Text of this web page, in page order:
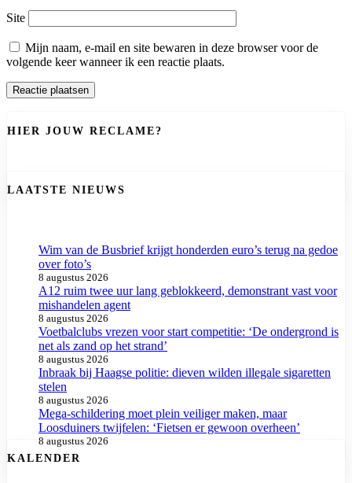
Site
Mijn naam, e-mail en site bewaren in deze browser voor de
volgende keer wanneer ik een reactie plaats.
HIER JOUW RECLAME?
LAATSTE NIEUWS
Wim van de Busbrief krijgt honderden euro’s terug na gedoe
over foto’s
8 augustus 2026
A12 ruim twee uur lang geblokkeerd, demonstrant vast voor
mishandelen agent
8 augustus 2026
Voetbalclubs vrezen voor start competitie: ‘De ondergrond is
net als zand op het strand’
8 augustus 2026
Inbraak bij Haagse politie: dieven wilden illegale sigaretten
stelen
8 augustus 2026
Mega-schildering moet plein veiliger maken, maar
Loosduiners twijfelen: ‘Fietsen er gewoon overheen’
8 augustus 2026
KALENDER